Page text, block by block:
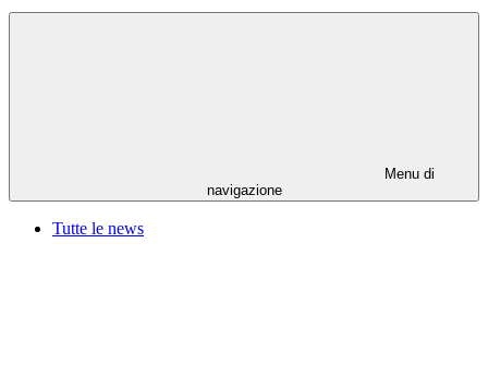
Menu di
navigazione
Tutte le news